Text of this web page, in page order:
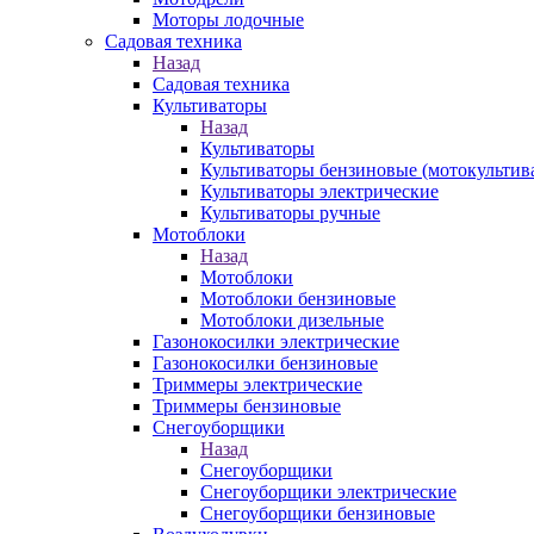
Моторы лодочные
Садовая техника
Назад
Садовая техника
Культиваторы
Назад
Культиваторы
Культиваторы бензиновые
Культиваторы электрические
Культиваторы ручные
Мотоблоки
Назад
Мотоблоки
Мотоблоки бензиновые
Мотоблоки дизельные
Газонокосилки электрические
Газонокосилки бензиновые
Триммеры электрические
Триммеры бензиновые
Снегоуборщики
Назад
Снегоуборщики
Снегоуборщики электрические
Снегоуборщики бензиновые